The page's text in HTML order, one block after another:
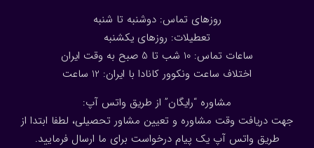
روزهای تماس: دوشنبه تا شنبه
تعطیلات: روزهای یکشنبه
ساعات تماس: 10 شب تا 5 صبح به وقت ایران
اختلاف ساعت ونکوور کانادا با ایران: 1 2 ساعت
مشاوره “رایگان” از طریق واتس آپ:
جهت دریافت وقت مشاوره و تعیین مشاور تحصیلی، لطفا ابتدا از
طریق واتس آپ یک پیام درخواست برای ما ارسال فرمایید.